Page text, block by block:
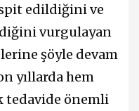
edildiğini ve
vurgulayan
şöyle devam
yıllarda hem
tedavide önemli